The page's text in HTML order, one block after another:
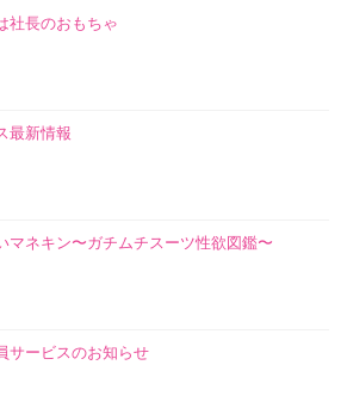
社長のおもちゃ
最新情報
マネキン〜ガチムチスーツ性欲図鑑〜
サービスのお知らせ